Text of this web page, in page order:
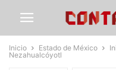
Inicio Estado de México
Nezahualcóyotl